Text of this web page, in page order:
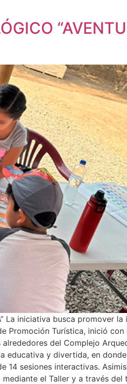
La iniciativa busca promover
Promoción Turística, inició con
del Complejo
educativa y divertida, en
sesiones interactivas.
el Taller y a través del